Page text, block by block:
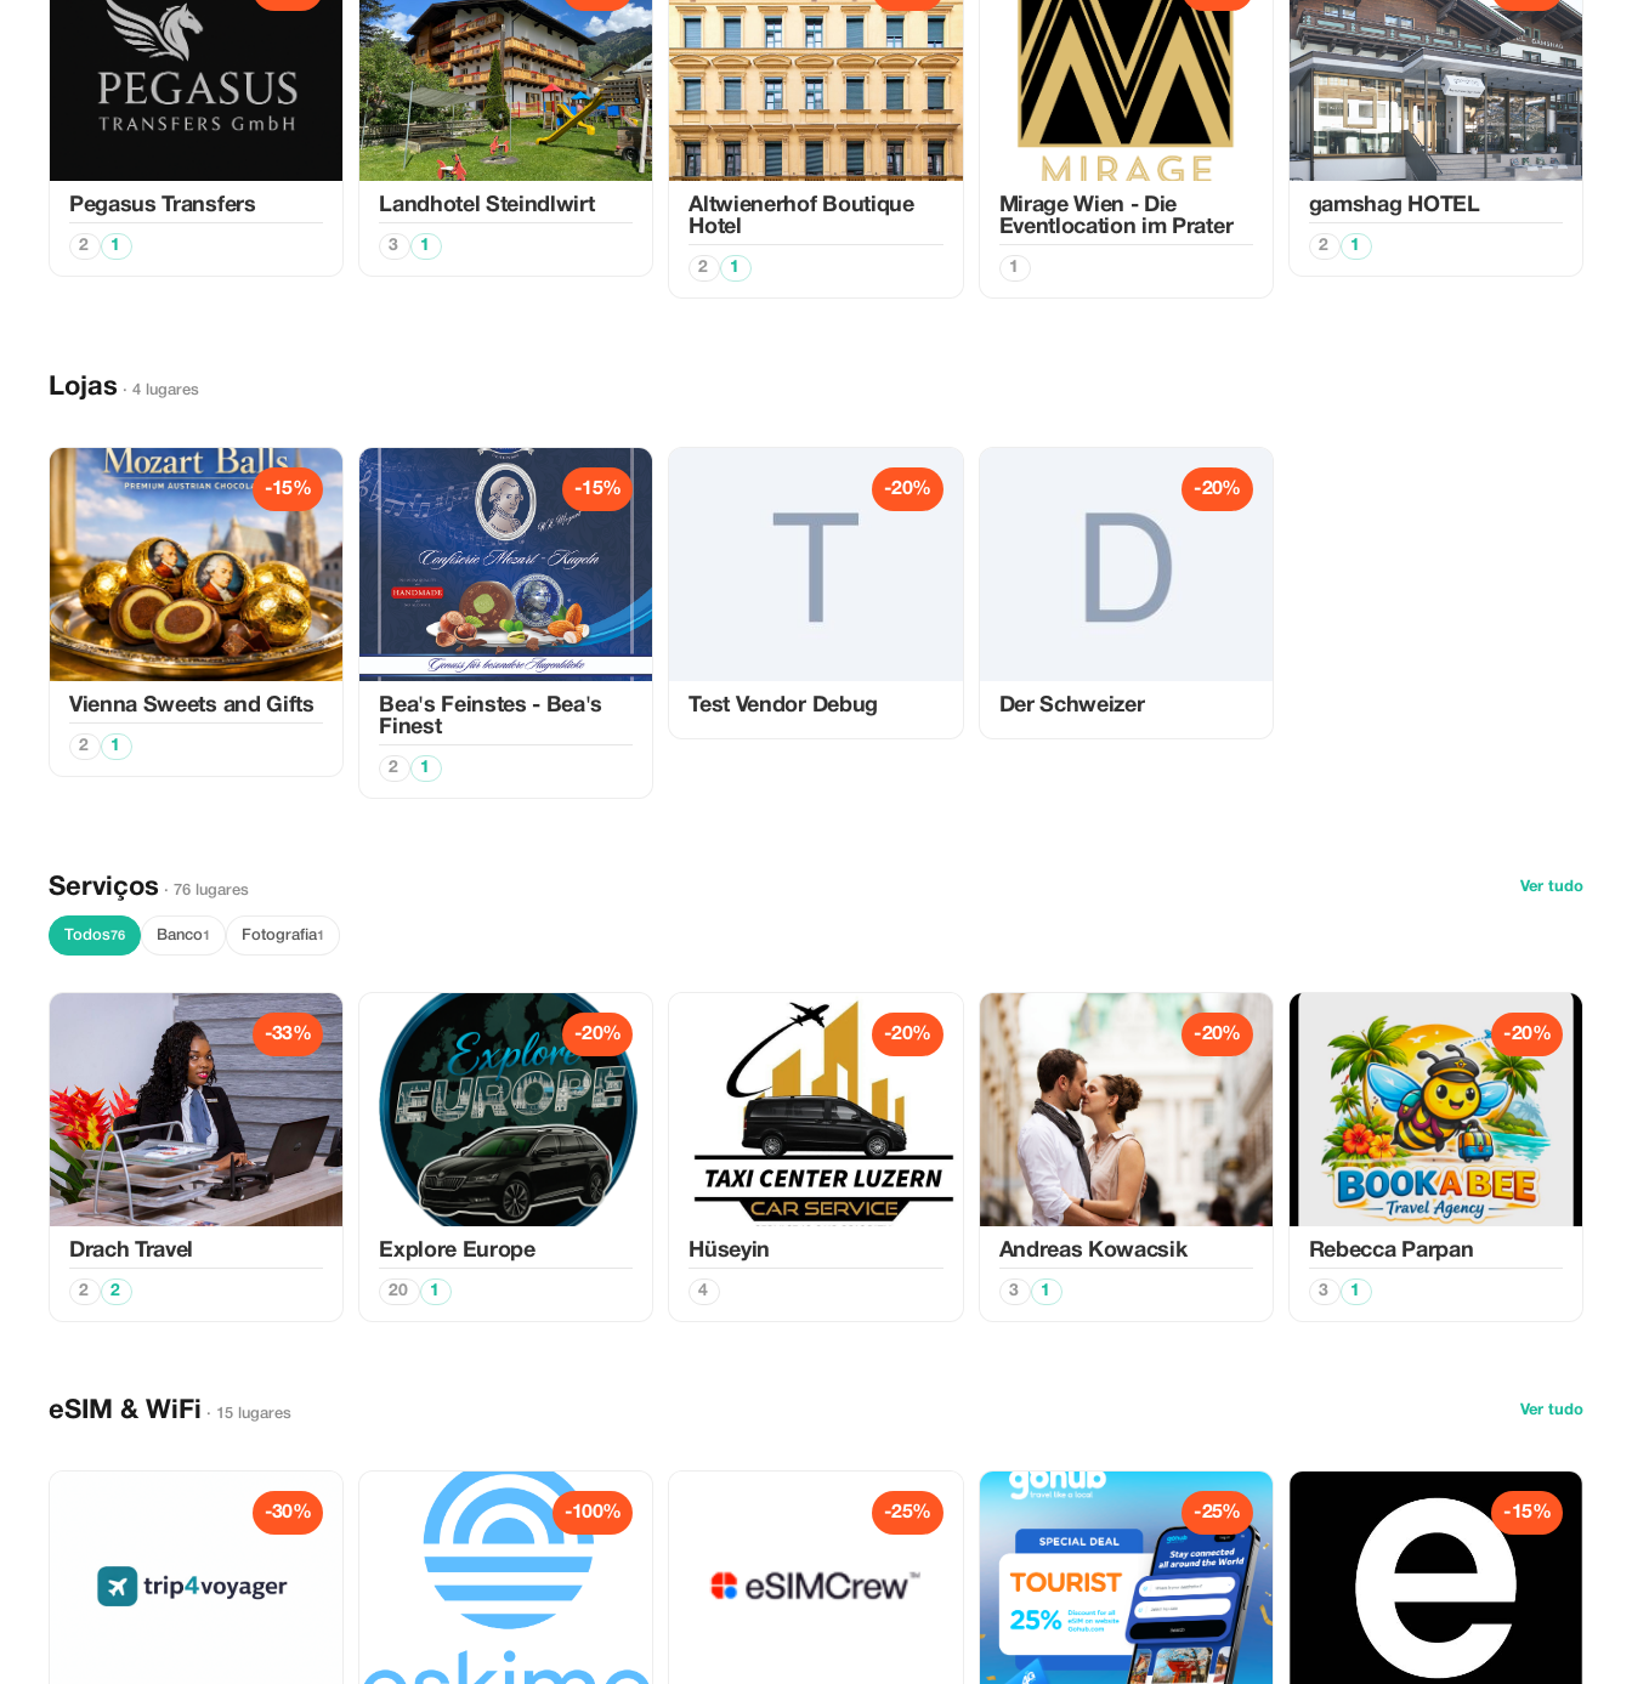
Pegasus Transfers
2 1
Landhotel Steindlwirt
3 1
Altwienerhof Boutique
Hotel
2 1
Mirage Wien - Die
Eventlocation im Prater
1
gamshag HOTEL
2 1
Lojas · 4 lugares
-15%
Vienna Sweets and Gifts
2 1
-15%
Bea's Feinstes - Bea's
Finest
2 1
-20%
Test Vendor Debug
-20%
Der Schweizer
Serviços · 76 lugares Ver tudo
Todos76 Banco1 Fotografia1
-33%
Drach Travel
2 2
-20%
Explore Europe
20 1
-20%
Hüseyin
4
-20%
Andreas Kowacsik
3 1
-20%
Rebecca Parpan
3 1
eSIM & WiFi · 15 lugares Ver tudo
-30% -100% -25% -25% -15%